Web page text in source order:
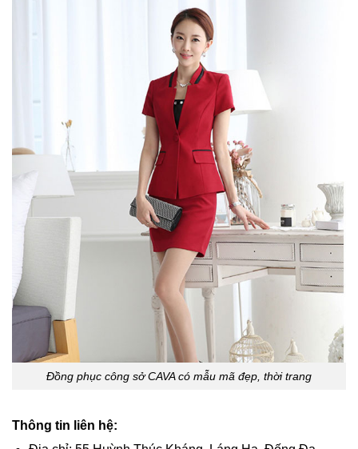
Đồng phục công sở CAVA có mẫu mã đẹp, thời trang
Thông tin liên hệ: